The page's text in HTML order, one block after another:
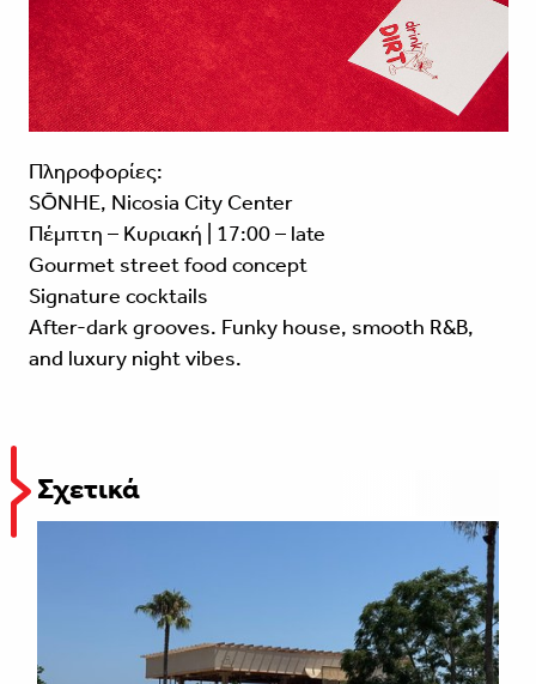
Πληροφορίες:
SŌNHE, Nicosia City Center
Πέμπτη – Κυριακή | 17:00 – late
Gourmet street food concept
Signature cocktails
After-dark grooves. Funky house, smooth R&B,
and luxury night vibes.
Σχετικά